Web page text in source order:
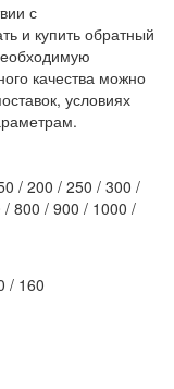
с
и купить обратный
качества можно
условиях
/ 200 / 250 / 300 /
800 / 900 / 1000 /
/ 160